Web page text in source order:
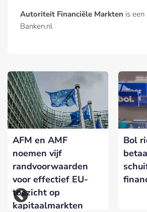
Autoriteit Financiële Markten is
Banken.nl
AFM en AMF
noemen vijf
randvoorwaarden
voor effectief EU-
toezicht op
kapitaalmarkten
Bol